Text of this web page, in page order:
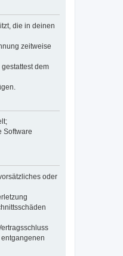
die in deinen
zeitweise
dem
Software
oder